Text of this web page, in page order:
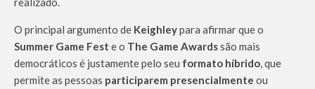
O principal argumento de Keighleypara afirmar que o
Summer Game Fest e o The Game Awardssão mais
democráticos é justamente pelo seu formato híbrido , que
permite as pessoas participarem presencialmente ou